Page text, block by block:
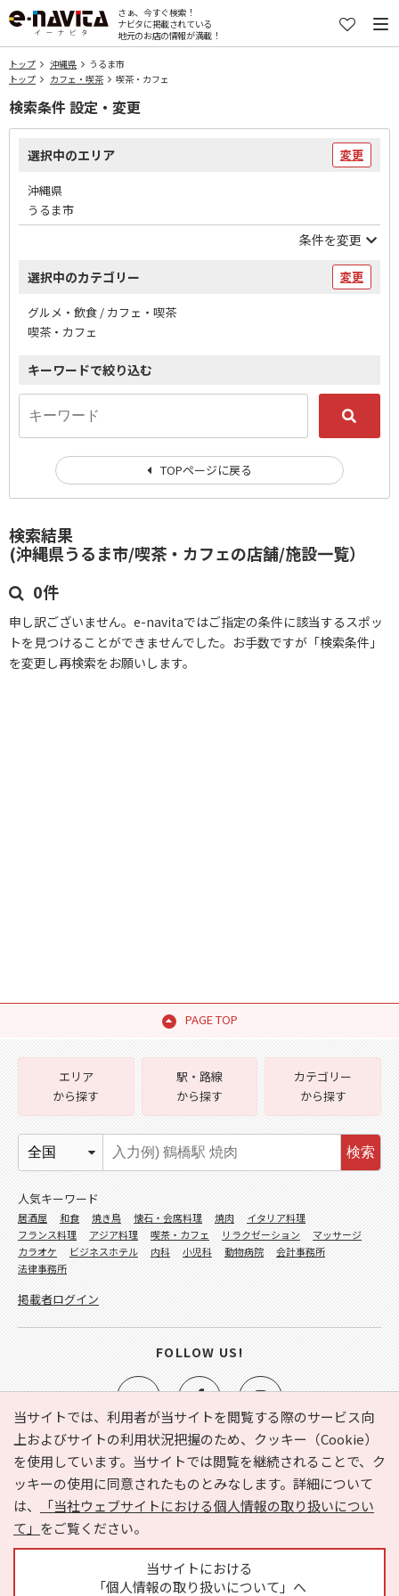
さぁ、今すぐ検索！
ナビタに掲載されている
地元のお店の情報が満載！
トップ 沖縄県
うるま市
トップ
カフェ・喫茶 喫茶・カフェ
検索結果
(沖縄県うるま市/喫茶・カフェの店舗/施設一覧）
0件
申し訳ございません。e-navitaではご指定の条件に該当するスポッ
トを見つけることができませんでした。お手数ですが「検索条件」
を変更し再検索をお願いします。
検索条件 設定・変更
選択中のエリア 変更
沖縄県
うるま市
条件を変更
選択中のカテゴリー 変更
グルメ・飲食 / カフェ・喫茶
喫茶・カフェ
キーワードで絞り込む
TOPページに戻る
PAGE TOP
当サイトでは、利用者が当サイトを閲覧する際のサービス向
上およびサイトの利用状況把握のため、クッキー（Cookie）
を使用しています。当サイトでは閲覧を継続されることで、ク
ッキーの使用に同意されたものとみなします。詳細について
は、
「当社ウェブサイトにおける個人情報の取り扱いについ
て」 をご覧ください。
当サイトにおける
「個人情報の取り扱いについて」へ
e-NAVITA（イーナビタ）とは？ お気に入り
ヘルプ
利用規約
個人情報の取り扱いについて
運営会社
サイトマップ
広告掲載に関するお問い合わせ
エリア
から探す
駅・路線
から探す
カテゴリー
から探す
検索
人気キーワード
居酒屋 和食 焼き鳥 懐石・会席料理 焼肉
イタリア料理
フランス料理
アジア料理 喫茶・カフェ リラクゼーション
マッサージ
カラオケ
ビジネスホテル 内科 小児科 動物病院
会計事務所
法律事務所
掲載者ログイン
FOLLOW US!